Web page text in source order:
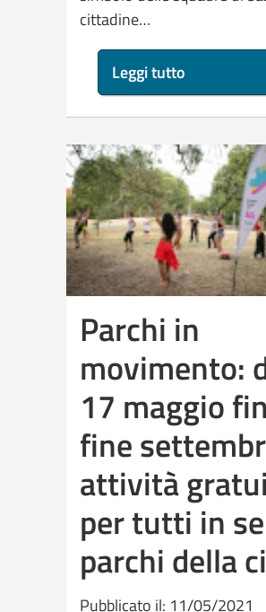
cittadine…
Leggi tutto
Parchi in
movimento:
17 maggio
fine
attività
per tutti in
parchi della
Pubblicato il: 11/05/2021